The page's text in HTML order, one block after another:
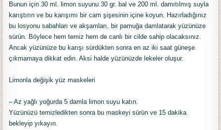
Bunun için 30 ml. limon suyunu 30 gr. bal ve 200 ml. damıtılmış suyla
karıştırın ve bu karışımı bir cam şişesinin içine koyun. Hazırladığınız
bu losyonu sabahları ve akşamları, bir pamuğa damlatarak yüzünüze
sürün. Böylece hem temiz hem de canlı bir cilde sahip olacaksınız.
Ancak yüzünüze bu karışı sürdükten sonra en az iki saat güneşe
çıkmamaya dikkat edin. Aksi halde yüzünüzde lekeler oluşur.
Limonla değişik yüz maskeleri
– Az yağlı yoğurda 5 damla limon suyu katın.
Yüzünüzü temizledikten sonra bu maskeyi sürün ve 15 dakika
bekleyip yıkayın.